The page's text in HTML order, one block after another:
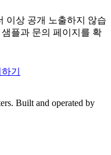
이상 공개 노출하지 않습
플과 문의 페이지를 확
기
Built and operated by